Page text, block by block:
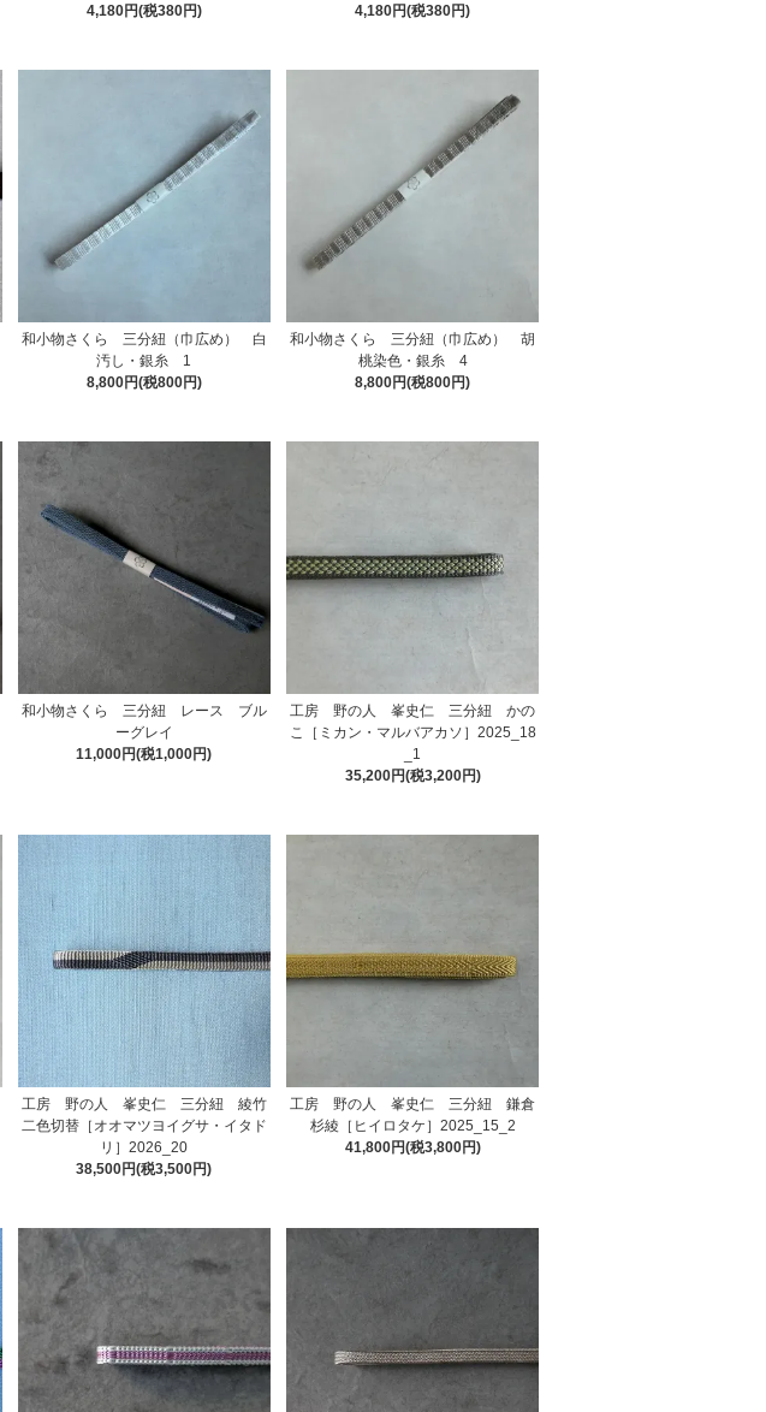
4,180円(税380円)
4,180円(税380円)
和小物さくら 三分紐（巾広め） 白
汚し・銀糸 1
8,800円(税800円)
和小物さくら 三分紐（巾広め） 胡
桃染色・銀糸 4
8,800円(税800円)
和小物さくら 三分紐 レース ブル
ーグレイ
11,000円(税1,000円)
工房 野の人 峯史仁 三分紐 かの
こ［ミカン・マルバアカソ］2025_18
_1
35,200円(税3,200円)
工房 野の人 峯史仁 三分紐 綾竹
二色切替［オオマツヨイグサ・イタド
リ］2026_20
38,500円(税3,500円)
工房 野の人 峯史仁 三分紐 鎌倉
杉綾［ヒイロタケ］2025_15_2
41,800円(税3,800円)